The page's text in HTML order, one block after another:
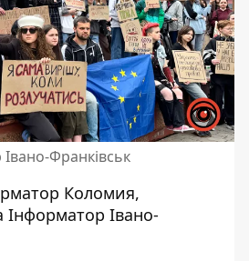
Франківськ
Коломия,
Інформатор Івано-